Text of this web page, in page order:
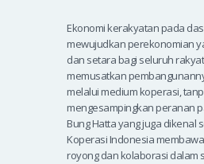
Ekonomi kerakyatan pada
mewujudkan perekonomian
dan setara bagi seluruh
memusatkan
melalui medium koperasi,
mengesampingkan peranan
Bung Hatta yang juga dikenal
Koperasi Indonesia
royong dan kolaborasi dalam